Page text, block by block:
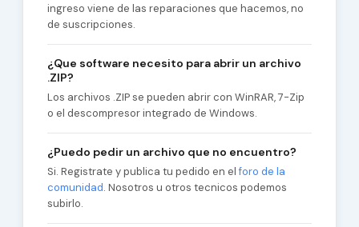
ingreso viene de las reparaciones que hacemos, no
de suscripciones.
¿Que software necesito para abrir un archivo
.ZIP?
Los archivos .ZIP se pueden abrir con WinRAR, 7-Zip
o el descompresor integrado de Windows.
¿Puedo pedir un archivo que no encuentro?
Si. Registrate y publica tu pedido en elforo de la
comunidad. Nosotros u otros tecnicos podemos
subirlo.